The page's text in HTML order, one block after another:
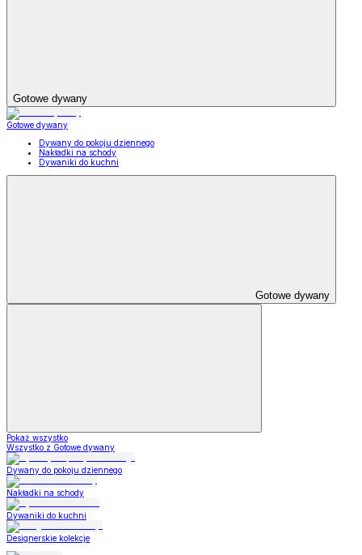
Gotowe dywany
Gotowe dywany
Dywany do pokoju dziennego
Nakładki na schody
Dywaniki do kuchni
Gotowe dywany
Pokaż wszystko
Wszystko z Gotowe dywany
Dywany do pokoju dziennego
Nakładki na schody
Dywaniki do kuchni
Designerskie kolekcje